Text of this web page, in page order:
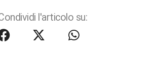
l'articolo su: